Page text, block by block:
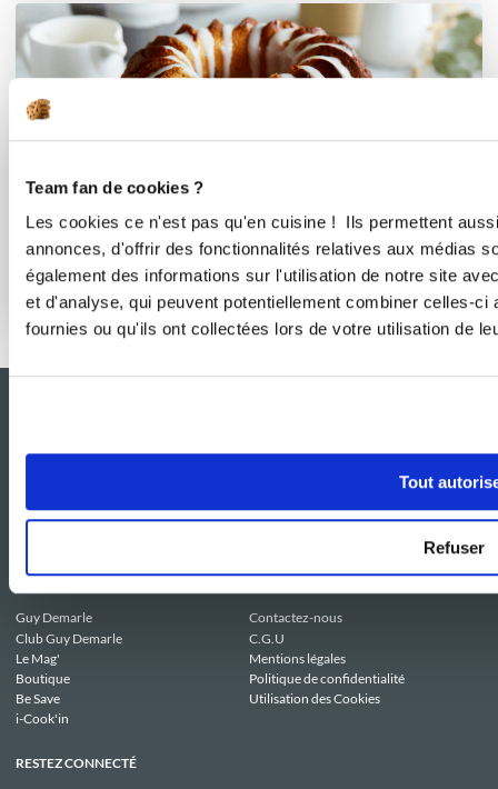
Team fan de cookies ?
Les cookies ce n'est pas qu'en cuisine ! Ils permettent
annonces, d'offrir des fonctionnalités relatives aux médias
également des informations sur l'utilisation de notre site
et d'analyse, qui peuvent potentiellement combiner celles-
fournies ou qu'ils ont collectées lors de votre utilisation de
Tout
Refuser
Effet boulangerie assuré à la maison
Guy Demarle
Club Guy Demarle
Le Mag'
Boutique
Be Save
i-Cook'in
Contactez-nous
C.G.U
Mentions légales
Politique de confidentialité
Utilisation des Cookies
RESTEZ CONNECTÉ